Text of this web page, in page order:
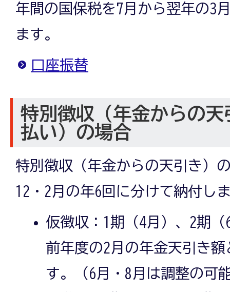
年間の国保税を7月から翌年の3
ます。
口座振替
特別徴収（年金からの
払い）の場合
特別徴収（年金からの天引き）
12・2月の年6回に分けて納付し
仮徴収：1期（4月）、2期
前年度の2月の年金天引き
す。（6月・8月は調整の可